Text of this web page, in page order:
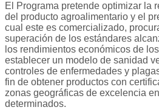
El Programa pretende optimizar la
del producto agroalimentario y el
cual este es comercializado,
superación de los estándares
los rendimientos económicos de
establecer un modelo de sanidad
controles de enfermedades y
fin de obtener productos con
zonas geográficas de excelencia
determinados.